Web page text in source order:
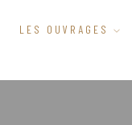
LES OUVRAGES